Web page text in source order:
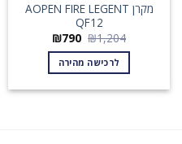
מקרן AOPEN FIRE LEGENT
QF12
₪1,204 המחיר
המקורי
היה:
₪1,204.
₪790
הוא: לרכישה מהירה